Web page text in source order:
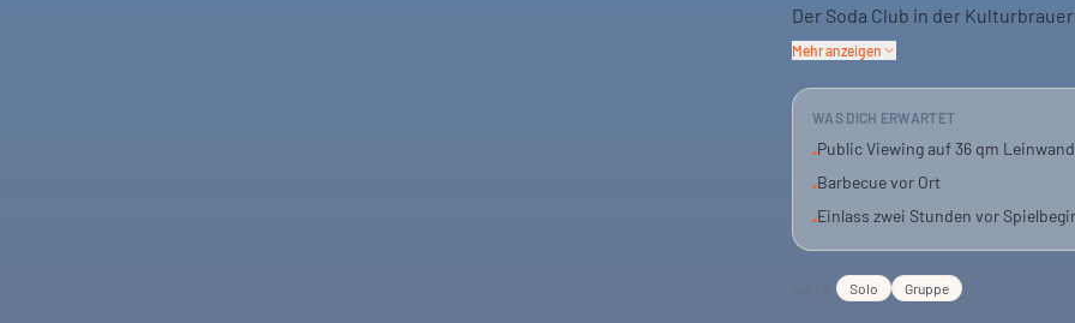
Der Soda Club in der
Dazu gibt es kalte Drinks und
Für alle, die das Finale nicht
auch an der Abendkasse.
Mehr anzeigen
WAS DICH ERWARTET
•Public Viewing auf 36 qm Leinwand
•Barbecue vor Ort
•Einlass zwei Stunden vor
Solo Gruppe